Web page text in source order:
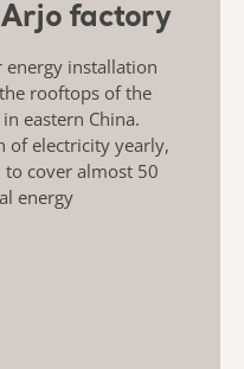
Arjo factory
energy installation
rooftops of the
eastern China.
of electricity yearly,
cover almost 50
energy